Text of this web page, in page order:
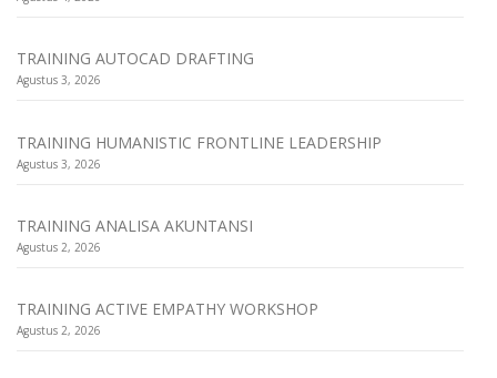
TRAINING AUTOCAD DRAFTING
Agustus 3, 2026
TRAINING HUMANISTIC FRONTLINE LEADERSHIP
Agustus 3, 2026
TRAINING ANALISA AKUNTANSI
Agustus 2, 2026
TRAINING ACTIVE EMPATHY WORKSHOP
Agustus 2, 2026